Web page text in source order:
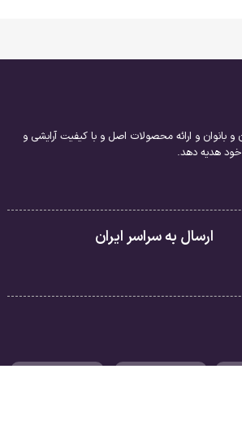
بانوان و ارائه محصولات اصل و با کیفیت آرایشی و
هدیه دهد.
ارسال به سراسر ایران